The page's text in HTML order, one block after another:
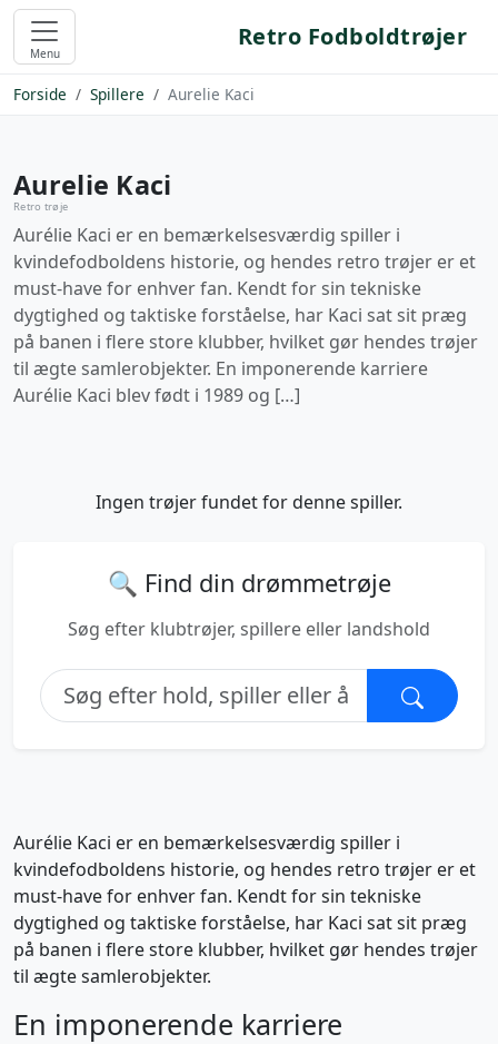
Menu
Retro Fodboldtrøjer
Forside Spillere Aurelie Kaci
Aurelie Kaci
Retro trøje
Aurélie Kaci er en bemærkelsesværdig spiller i
kvindefodboldens historie, og hendes retro trøjer er et
must-have for enhver fan. Kendt for sin tekniske
dygtighed og taktiske forståelse, har Kaci sat sit præg
på banen i flere store klubber, hvilket gør hendes trøjer
til ægte samlerobjekter. En imponerende karriere
Aurélie Kaci blev født i 1989 og […]
Ingen trøjer fundet for denne spiller.
🔍 Find din drømmetrøje
Søg efter klubtrøjer, spillere eller landshold
Aurélie Kaci er en bemærkelsesværdig spiller i
kvindefodboldens historie, og hendes retro trøjer er et
must-have for enhver fan. Kendt for sin tekniske
dygtighed og taktiske forståelse, har Kaci sat sit præg
på banen i flere store klubber, hvilket gør hendes trøjer
til ægte samlerobjekter.
En imponerende karriere